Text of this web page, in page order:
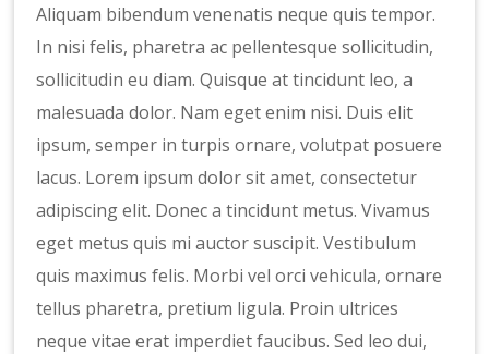
Aliquam bibendum venenatis neque quis tempor.
In nisi felis, pharetra ac pellentesque sollicitudin,
sollicitudin eu diam. Quisque at tincidunt leo, a
malesuada dolor. Nam eget enim nisi. Duis elit
ipsum, semper in turpis ornare, volutpat posuere
lacus. Lorem ipsum dolor sit amet, consectetur
adipiscing elit. Donec a tincidunt metus. Vivamus
eget metus quis mi auctor suscipit. Vestibulum
quis maximus felis. Morbi vel orci vehicula, ornare
tellus pharetra, pretium ligula. Proin ultrices
neque vitae erat imperdiet faucibus. Sed leo dui,